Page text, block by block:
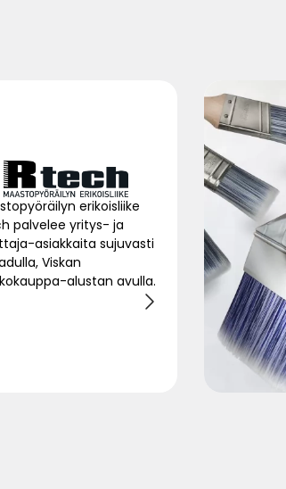
erikoisliike
palvelee yritys- ja
asiakkaita sujuvasti
Viskan
alustan avulla.